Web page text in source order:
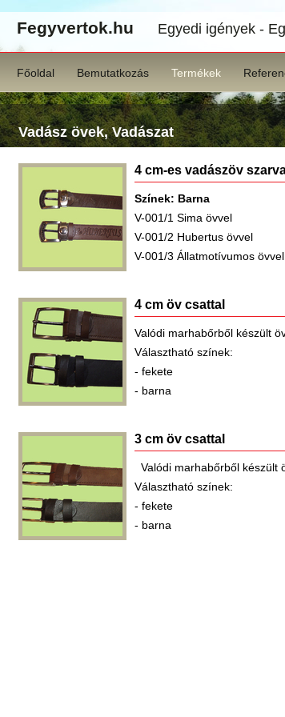
Fegyvertok.hu Egyedi igények -
Főoldal Bemutatkozás Termékek
Vadász övek, Vadászat
4 cm-es vadászöv
Színek: Barna
V-001/1 Sima övvel
V-001/2 Hubertus övvel
V-001/3 Állatmotívumos övvel
4 cm öv csattal
Valódi marhabőrből készült
Választható színek:
- fekete
- barna
3 cm öv csattal
Valódi marhabőrből készült
Választható színek:
- fekete
- barna